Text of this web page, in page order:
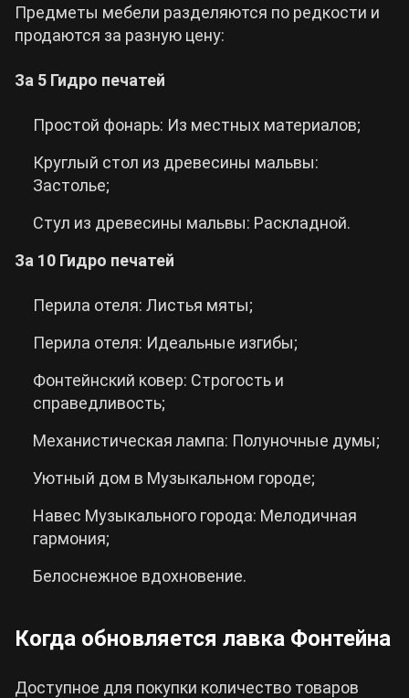
Предметы мебели разделяются по редкости и
продаются за разную цену:
За 5 Гидро печатей
Простой фонарь: Из местных материалов;
Круглый стол из древесины мальвы:
Застолье;
Стул из древесины мальвы: Раскладной.
За 10 Гидро печатей
Перила отеля: Листья мяты;
Перила отеля: Идеальные изгибы;
Фонтейнский ковер: Строгость и
справедливость;
Механистическая лампа: Полуночные думы;
Уютный дом в Музыкальном городе;
Навес Музыкального города: Мелодичная
гармония;
Белоснежное вдохновение.
Когда обновляется лавка Фонтейна
Доступное для покупки количество товаров